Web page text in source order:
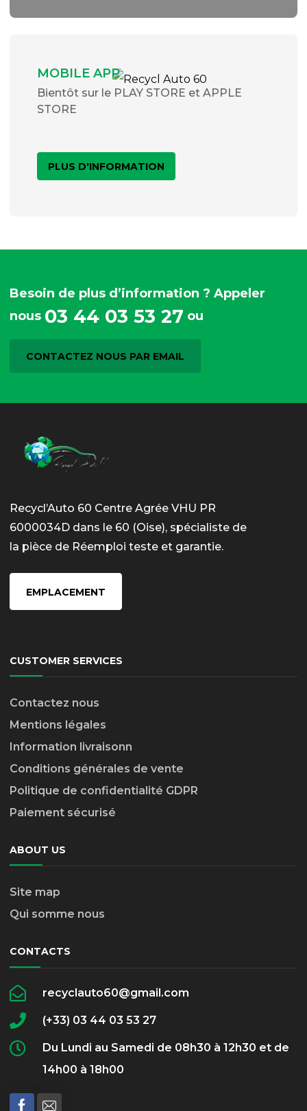
MOBILE APP
Bientôt sur le PLAY STORE et APPLE
STORE
PLUS D'INFORMATION
Besoin de plus d’information ? Appeler
nous 03 44 03 53 27 ou
CONTACTEZ NOUS PAR EMAIL
Recycl’Auto 60 Centre Agrée VHU PR
6000034D dans le 60 (Oise), spécialiste de
la pièce de Réemploi teste et garantie.
EMPLACEMENT
CUSTOMER SERVICES
Contactez nous
Mentions légales
Information livraisonn
Conditions générales de vente
Politique de confidentialité GDPR
Paiement sécurisé
ABOUT US
Site map
Qui somme nous
CONTACTS
recyclauto60@gmail.com
(+33) 03 44 03 53 27
Du Lundi au Samedi de 08h30 à 12h30 et de
14h00 à 18h00